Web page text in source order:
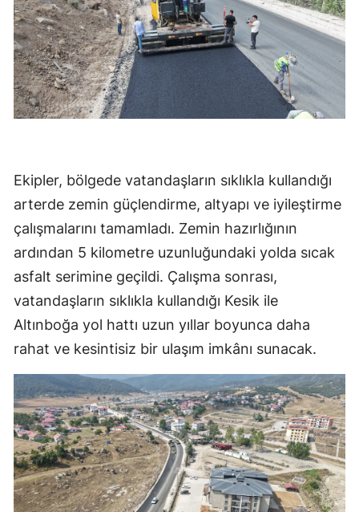
Ekipler, bölgede vatandaşların sıklıkla kullandığı
arterde zemin güçlendirme, altyapı ve iyileştirme
çalışmalarını tamamladı. Zemin hazırlığının
ardından 5 kilometre uzunluğundaki yolda sıcak
asfalt serimine geçildi. Çalışma sonrası,
vatandaşların sıklıkla kullandığı Kesik ile
Altınboğa yol hattı uzun yıllar boyunca daha
rahat ve kesintisiz bir ulaşım imkânı sunacak.